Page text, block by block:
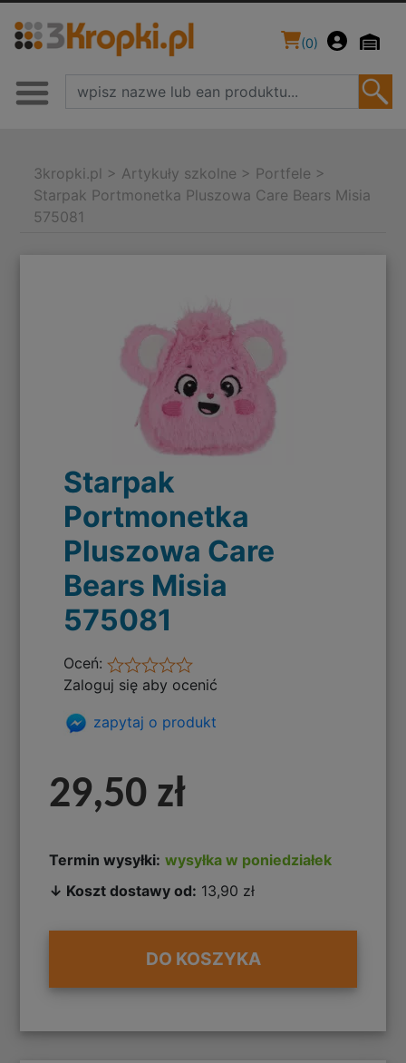
(0)
3kropki.pl > Artykuły szkolne > Portfele >
Starpak Portmonetka Pluszowa Care Bears Misia
575081
Starpak
Portmonetka
Pluszowa Care
Bears Misia
575081
Oceń:
Zaloguj się aby ocenić
zapytaj o produkt
29,50 zł
Termin wysyłki: wysyłka w poniedziałek
↓ Koszt dostawy od: 13,90 zł
DO KOSZYKA